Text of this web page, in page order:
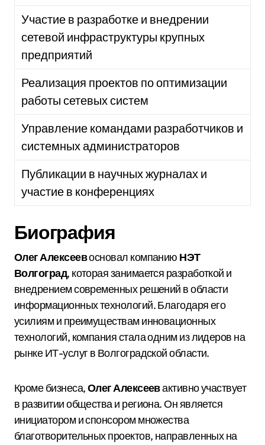
Участие в разработке и внедрении
сетевой инфраструктуры крупных
предприятий
Реализация проектов по оптимизации
работы сетевых систем
Управление командами разработчиков и
системных администраторов
Публикации в научных журналах и
участие в конференциях
Биография
Олег Алексеевосновал компанию НЭТ
Волгоград, которая занимается разработкой и
внедрением современных решений в области
информационных технологий. Благодаря его
усилиям и преимуществам инновационных
технологий, компания стала одним из лидеров на
рынке ИТ-услуг в Волгоградской области.
Кроме бизнеса,Олег Алексеевактивно участвует
в развитии общества и региона. Он является
инициатором и спонсором множества
благотворительных проектов, направленных на